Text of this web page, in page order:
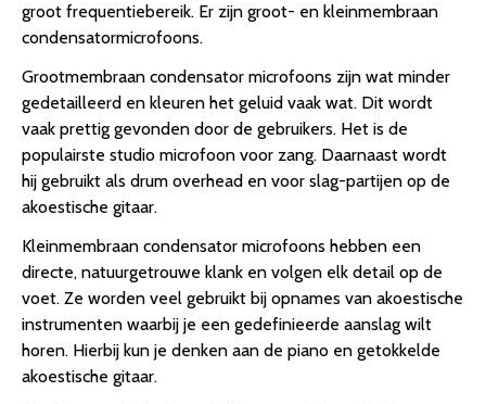
groot frequentiebereik. Er zijn groot- en kleinmembraan
condensatormicrofoons.
Grootmembraan condensator microfoons zijn wat minder
gedetailleerd en kleuren het geluid vaak wat. Dit wordt
vaak prettig gevonden door de gebruikers. Het is de
populairste studio microfoon voor zang. Daarnaast wordt
hij gebruikt als drum overhead en voor slag-partijen op de
akoestische gitaar.
Kleinmembraan condensator microfoons hebben een
directe, natuurgetrouwe klank en volgen elk detail op de
voet. Ze worden veel gebruikt bij opnames van akoestische
instrumenten waarbij je een gedefinieerde aanslag wilt
horen. Hierbij kun je denken aan de piano en getokkelde
akoestische gitaar.